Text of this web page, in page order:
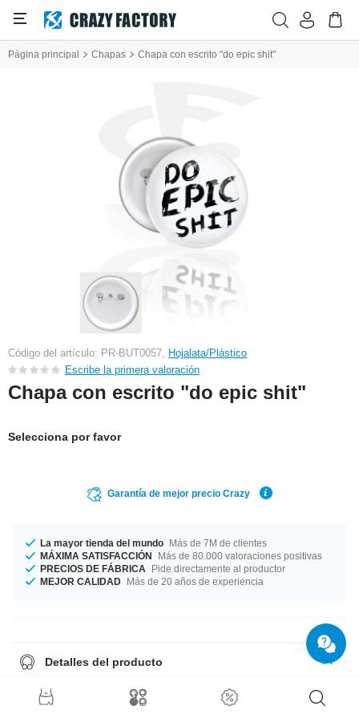
Página principal Chapas Chapa con escrito "do epic shit"
Código del artículo: PR-BUT0057, Hojalata/Plástico
Escribe la primera valoración
Chapa con escrito "do epic shit"
Selecciona por favor
Garantía de mejor precio Crazy
La mayor tienda del mundo Más de 7M de clientes
MÁXIMA SATISFACCIÓN
Más de 80.000 valoraciones positivas
PRECIOS DE FÁBRICA
Pide directamente al productor
MEJOR CALIDAD Más de 20 años de experiencia
Detalles del producto
llevarlo en donde te apetezca, por ejemplo en una chaqueta, en los
pantalones, en la mochila o en cualquier parte que luzca más con